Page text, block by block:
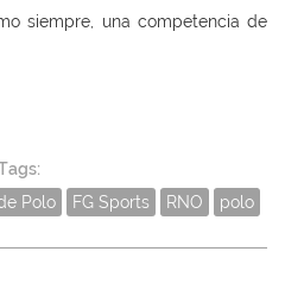
siempre, una competencia de
Polo FG Sports RNO polo